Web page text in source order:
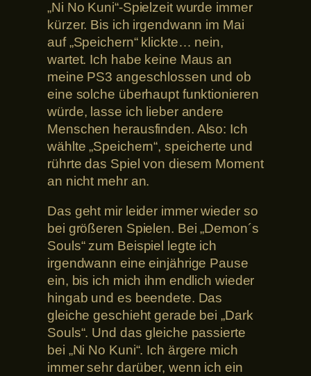
„Ni No Kuni“-Spielzeit wurde immer
kürzer. Bis ich irgendwann im Mai
auf „Speichern“ klickte… nein,
wartet. Ich habe keine Maus an
meine PS3 angeschlossen und ob
eine solche überhaupt funktionieren
würde, lasse ich lieber andere
Menschen herausfinden. Also: Ich
wählte „Speichern“, speicherte und
rührte das Spiel von diesem Moment
an nicht mehr an.
Das geht mir leider immer wieder so
bei größeren Spielen. Bei „Demon´s
Souls“ zum Beispiel legte ich
irgendwann eine einjährige Pause
ein, bis ich mich ihm endlich wieder
hingab und es beendete. Das
gleiche geschieht gerade bei „Dark
Souls“. Und das gleiche passierte
bei „Ni No Kuni“. Ich ärgere mich
immer sehr darüber, wenn ich ein